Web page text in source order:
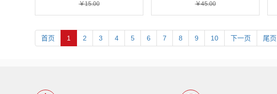
￥15.00 ￥45.00
首页 1 2 3 4 5 6 7 8 9 10 下一页 尾页